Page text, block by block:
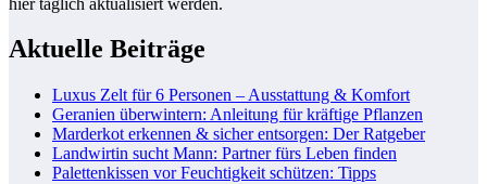
Aktuelle Beiträge
Luxus Zelt für 6 Personen – Ausstattung & Komfort
Geranien überwintern: Anleitung für kräftige Pflanzen
Marderkot erkennen & sicher entsorgen: Der Ratgeber
Landwirtin sucht Mann: Partner fürs Leben finden
Palettenkissen vor Feuchtigkeit schützen: Tipps